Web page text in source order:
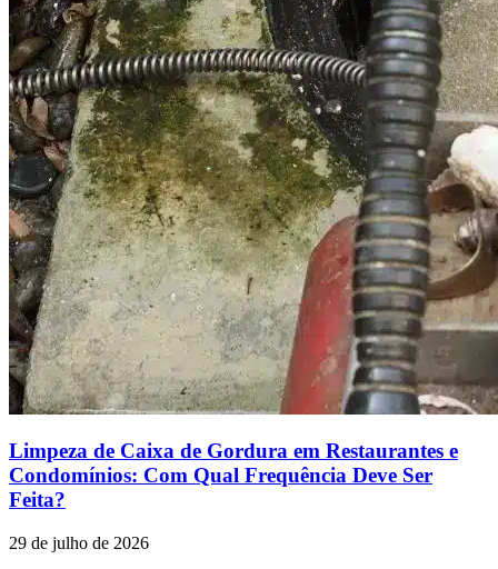
Limpeza de Caixa de Gordura em Restaurantes e
Condomínios: Com Qual Frequência Deve Ser
Feita?
29 de julho de 2026